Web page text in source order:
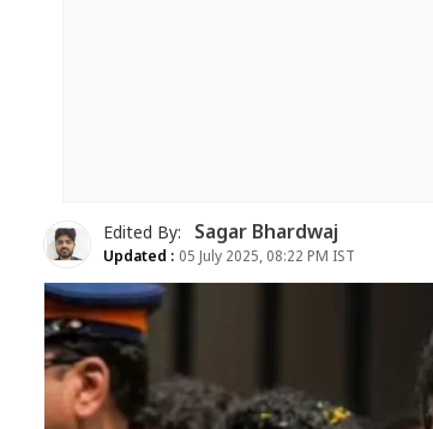
Edited By: Sagar Bhardwaj
Updated : 05 July 2025, 08:22 PM IST